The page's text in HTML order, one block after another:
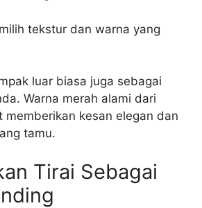
tekstur dan warna yang
luar biasa juga sebagai
Warna merah alami dari
kesan elegan dan
tamu.
Tirai Sebagai